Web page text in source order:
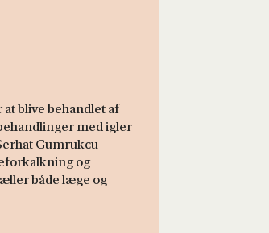
blive behandlet af
med igler
Gumrukcu
og
både læge og